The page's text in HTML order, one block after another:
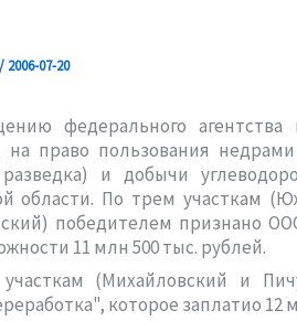
/ 2006-07-20
федерального агентства
на право пользования
и добычи
области. По трем участкам
победителем признано
11 млн 500 тыс. рублей.
(Михайловский и
которое заплатио 12